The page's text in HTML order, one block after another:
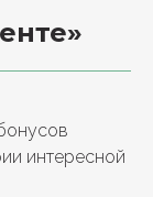
интересной